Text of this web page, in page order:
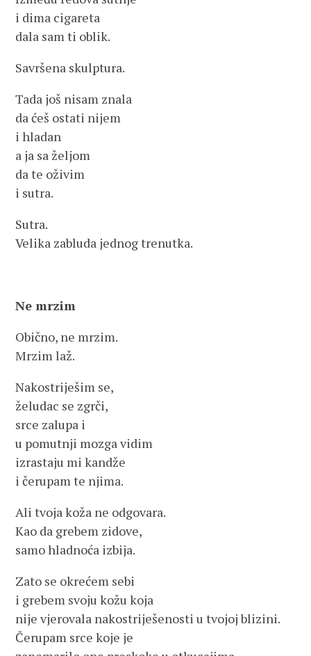
i dima cigareta
dala sam ti oblik.
Savršena skulptura.
Tada još nisam znala
da ćeš ostati nijem
i hladan
a ja sa željom
da te oživim
i sutra.
Sutra.
Velika zabluda jednog trenutka.
Ne mrzim
Obično, ne mrzim.
Mrzim laž.
Nakostriješim se,
želudac se zgrči,
srce zalupa i
u pomutnji mozga vidim
izrastaju mi kandže
i čerupam te njima.
Ali tvoja koža ne odgovara.
Kao da grebem zidove,
samo hladnoća izbija.
Zato se okrećem sebi
i grebem svoju kožu koja
nije vjerovala nakostriješenosti u tvojoj blizini.
Čerupam srce koje je